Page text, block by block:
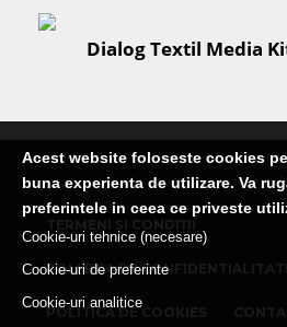
Dialog Textil Media
Publicatie editata de Martin
POLITICA DE CONFIDENTIALITATE
POLITICA DE COOKIES
Acest website foloseste cookies
buna experienta de utilizare. Va
preferintele in ceea ce priveste
Cookie-uri tehnice (necesare)
Cookie-uri de preferinte
Cookie-uri analitice